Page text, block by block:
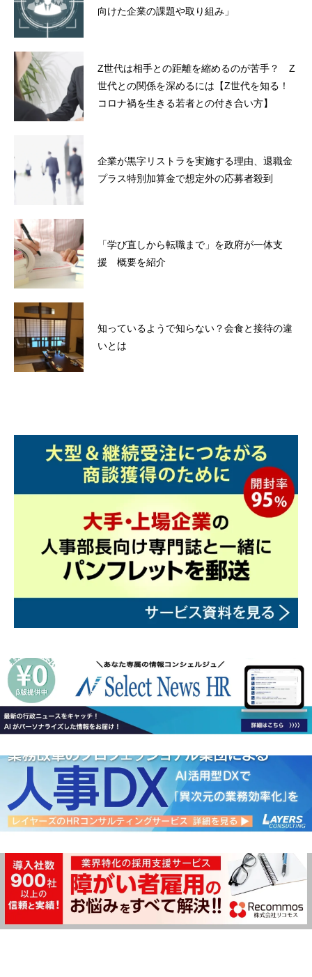
向けた企業の課題や取り組み」
Z世代は相手との距離を縮めるのが苦手？ Z
世代との関係を深めるには【Z世代を知る！
コロナ禍を生きる若者との付き合い方】
企業が黒字リストラを実施する理由、退職金
プラス特別加算金で想定外の応募者殺到
「学び直しから転職まで」を政府が一体支
援 概要を紹介
知っているようで知らない？会食と接待の違
いとは